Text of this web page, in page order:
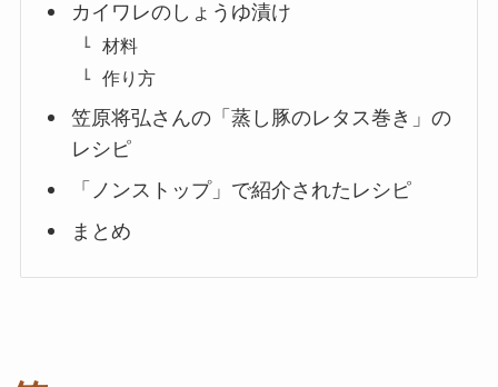
カイワレのしょうゆ漬け
材料
作り方
笠原将弘さんの「蒸し豚のレタス巻き」の
レシピ
「ノンストップ」で紹介されたレシピ
まとめ